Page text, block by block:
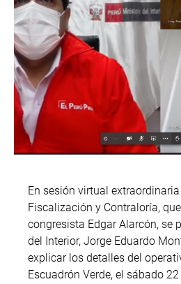
En sesión virtual
Fiscalización y Contraloría,
congresista Edgar Alarcón, se
del Interior, Jorge Eduardo
explicar los detalles del
Escuadrón Verde, el sábado